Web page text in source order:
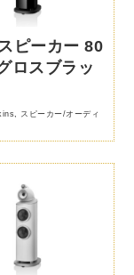
ピーカー 80
ロスブラッ
スピーカー/オーディ